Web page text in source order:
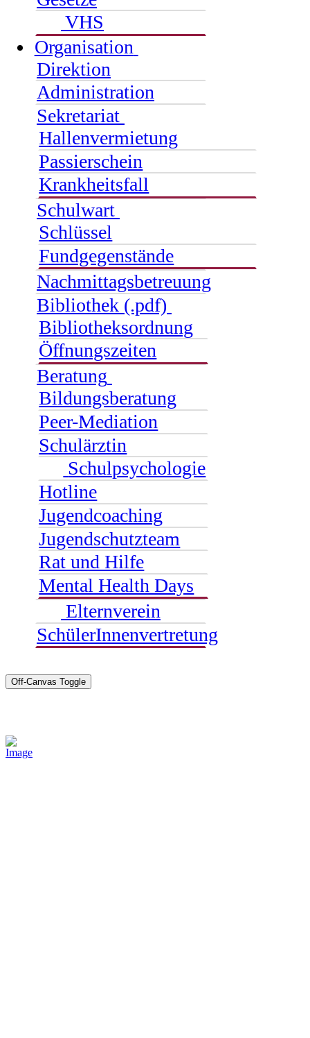
VHS
Organisation
Direktion
Administration
Sekretariat
Hallenvermietung
Passierschein
Krankheitsfall
Schulwart
Schlüssel
Fundgegenstände
Nachmittagsbetreuung
Bibliothek (.pdf)
Bibliotheksordnung
Öffnungszeiten
Beratung
Bildungsberatung
Peer-Mediation
Schulärztin
Schulpsychologie
Hotline
Jugendcoaching
Jugendschutzteam
Rat und Hilfe
Mental Health Days
Elternverein
SchülerInnenvertretung
Off-Canvas Toggle